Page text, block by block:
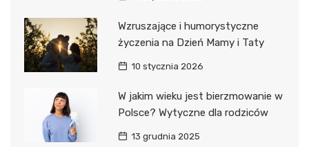
Wzruszające i humorystyczne
życzenia na Dzień Mamy i Taty
10 stycznia 2026
W jakim wieku jest bierzmowanie w
Polsce? Wytyczne dla rodziców
13 grudnia 2025